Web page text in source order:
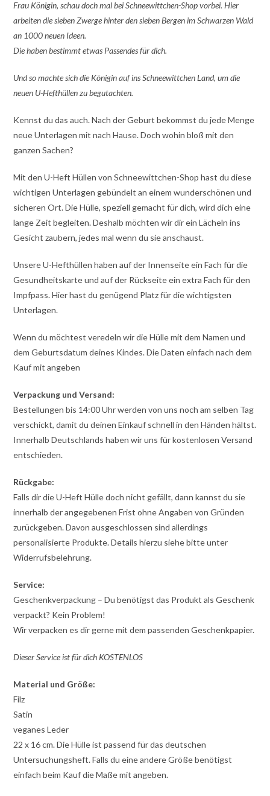
Frau Königin, schau doch mal bei Schneewittchen-Shop vorbei. Hier
arbeiten die sieben Zwerge hinter den sieben Bergen im Schwarzen Wald
an 1000 neuen Ideen.
Die haben bestimmt etwas Passendes für dich.
Und so machte sich die Königin auf ins Schneewittchen Land, um die
neuen U-Hefthüllen zu begutachten.
Kennst du das auch. Nach der Geburt bekommst du jede Menge
neue Unterlagen mit nach Hause. Doch wohin bloß mit den
ganzen Sachen?
Mit den U-Heft Hüllen von Schneewittchen-Shop hast du diese
wichtigen Unterlagen gebündelt an einem wunderschönen und
sicheren Ort. Die Hülle, speziell gemacht für dich, wird dich eine
lange Zeit begleiten. Deshalb möchten wir dir ein Lächeln ins
Gesicht zaubern, jedes mal wenn du sie anschaust.
Unsere U-Hefthüllen haben auf der Innenseite ein Fach für die
Gesundheitskarte und auf der Rückseite ein extra Fach für den
Impfpass. Hier hast du genügend Platz für die wichtigsten
Unterlagen.
Wenn du möchtest veredeln wir die Hülle mit dem Namen und
dem Geburtsdatum deines Kindes. Die Daten einfach nach dem
Kauf mit angeben
Verpackung und Versand:
Bestellungen bis 14:00 Uhr werden von uns noch am selben Tag
verschickt, damit du deinen Einkauf schnell in den Händen hältst.
Innerhalb Deutschlands haben wir uns für kostenlosen Versand
entschieden.
Rückgabe:
Falls dir die U-Heft Hülle doch nicht gefällt, dann kannst du sie
innerhalb der angegebenen Frist ohne Angaben von Gründen
zurückgeben. Davon ausgeschlossen sind allerdings
personalisierte Produkte. Details hierzu siehe bitte unter
Widerrufsbelehrung.
Service:
Geschenkverpackung – Du benötigst das Produkt als Geschenk
verpackt? Kein Problem!
Wir verpacken es dir gerne mit dem passenden Geschenkpapier.
Dieser Service ist für dich KOSTENLOS
Material und Größe:
Filz
Satin
veganes Leder
22 x 16 cm. Die Hülle ist passend für das deutschen
Untersuchungsheft. Falls du eine andere Größe benötigst
einfach beim Kauf die Maße mit angeben.